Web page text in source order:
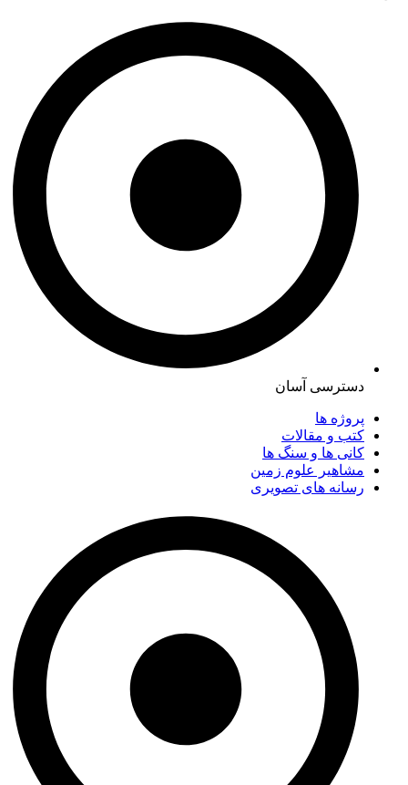
دسترسی آسان
پروژه ها
کتب و مقالات
کانی ها و سنگ ها
مشاهیر علوم زمین
رسانه های تصویری